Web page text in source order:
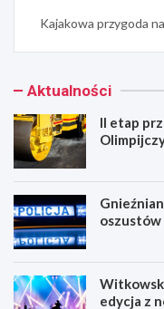
Kajakowa przygoda
Aktualności
II etap
edycja z